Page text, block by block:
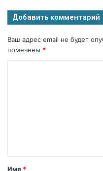
Добавить комментарий
Ваш адрес email не будет
помечены *
Имя *